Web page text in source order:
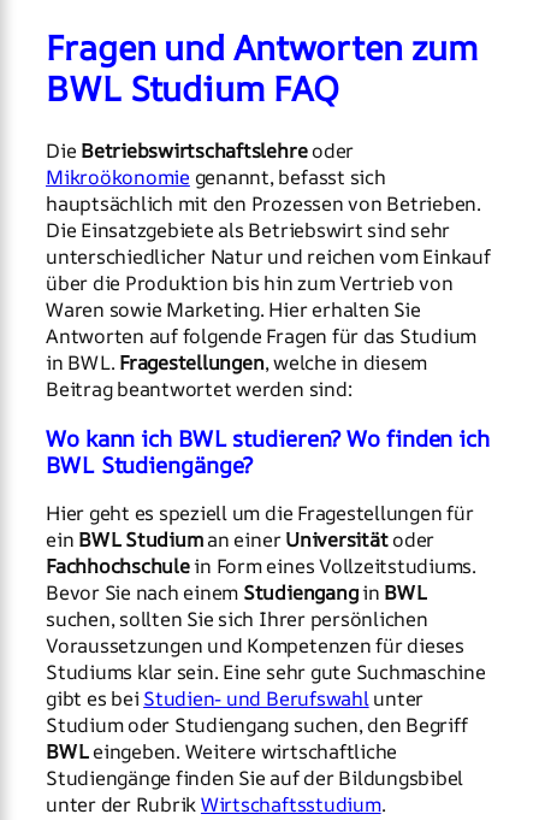
Fragen und Antworten zum
BWL Studium FAQ
Die Betriebswirtschaftslehreoder
Mikroökonomie genannt, befasst sich
hauptsächlich mit den Prozessen von Betrieben.
Die Einsatzgebiete als Betriebswirt sind sehr
unterschiedlicher Natur und reichen vom Einkauf
über die Produktion bis hin zum Vertrieb von
Waren sowie Marketing. Hier erhalten Sie
Antworten auf folgende Fragen für das Studium
in BWL. Fragestellungen, welche in diesem
Beitrag beantwortet werden sind:
Wo kann ich BWL studieren? Wo finden ich
BWL Studiengänge?
Hier geht es speziell um die Fragestellungen für
ein BWL Studiuman einerUniversitätoder
Fachhochschulein Form eines Vollzeitstudiums.
Bevor Sie nach einem Studiengangin BWL
suchen, sollten Sie sich Ihrer persönlichen
Voraussetzungen und Kompetenzen für dieses
Studiums klar sein. Eine sehr gute Suchmaschine
gibt es bei Studien- und Berufswahlunter
Studium oder Studiengang suchen, den Begriff
BWLeingeben. Weitere wirtschaftliche
Studiengänge finden Sie auf der Bildungsbibel
unter der RubrikWirtschaftsstudium.